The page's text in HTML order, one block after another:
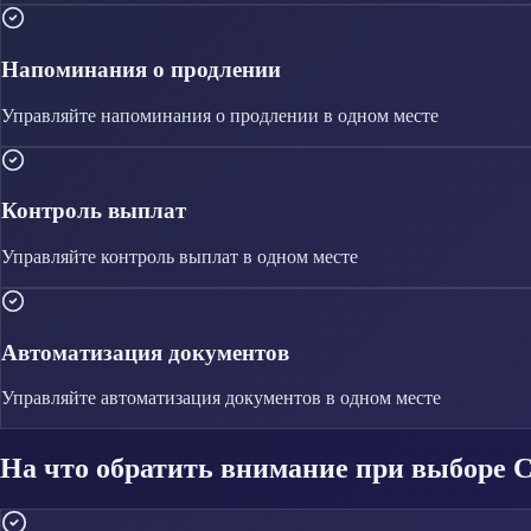
Напоминания о продлении
Управляйте напоминания о продлении в одном месте
Контроль выплат
Управляйте контроль выплат в одном месте
Автоматизация документов
Управляйте автоматизация документов в одном месте
На что обратить внимание при выборе